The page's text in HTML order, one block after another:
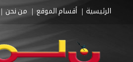
الرئيسية أقسام الموقع من نحن